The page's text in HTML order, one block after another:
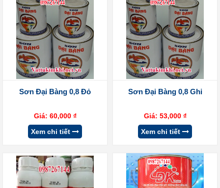
Sơn Đại Bàng 0,8 Đỏ
Giá: 60,000 ₫
Xem chi tiết
Sơn Đại Bàng 0,8 Ghi
Giá: 53,000 ₫
Xem chi tiết